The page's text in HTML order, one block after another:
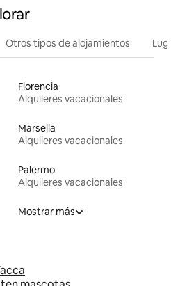
Otros tipos de alojamientos
Florencia
Alquileres vacacionales
Marsella
Alquileres vacacionales
Palermo
Alquileres vacacionales
Mostrar más